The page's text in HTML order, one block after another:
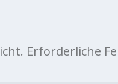
Erforderliche